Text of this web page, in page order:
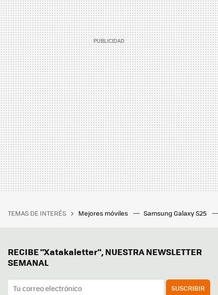
TEMAS DE INTERÉS Mejores móviles Samsung Galaxy S25
RECIBE "Xatakaletter", NUESTRA NEWSLETTER
SEMANAL
SUSCRIBIR